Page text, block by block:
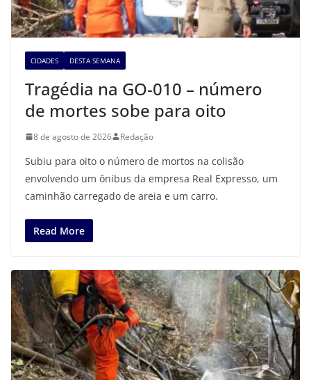
CIDADES DESTA SEMANA
Tragédia na GO-010 – número
de mortes sobe para oito
8 de agosto de 2026 Redação
Subiu para oito o número de mortos na colisão
envolvendo um ônibus da empresa Real Expresso, um
caminhão carregado de areia e um carro.
Read More